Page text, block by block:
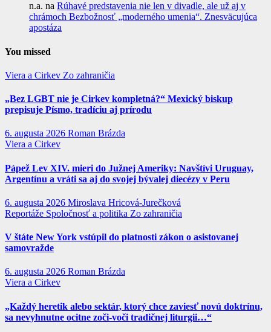
n.a. na Rúhavé predstavenia nie len v divadle, ale už aj v
chrámoch Bezbožnosť „moderného umenia“. Znesväcujúca
apostáza
You missed
Viera a Cirkev Zo zahraničia
„Bez LGBT nie je Cirkev kompletná?“ Mexický biskup
prepisuje Písmo, tradíciu aj prírodu
6. augusta 2026 Roman Brázda
Viera a Cirkev
Pápež Lev XIV. mieri do Južnej Ameriky: Navštívi Uruguay,
Argentínu a vráti sa aj do svojej bývalej diecézy v Peru
6. augusta 2026 Miroslava Hricová-Jurečková
Reportáže Spoločnosť a politika Zo zahraničia
V štáte New York vstúpil do platnosti zákon o asistovanej
samovražde
6. augusta 2026 Roman Brázda
Viera a Cirkev
„Každý heretik alebo sektár, ktorý chce zaviesť novú doktrínu,
sa nevyhnutne ocitne zoči-voči tradičnej liturgii…“